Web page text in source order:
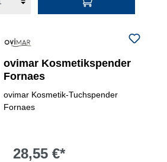
ovimar Kosmetikspender
Fornaes
ovimar Kosmetik-Tuchspender
Fornaes
28,55 €*